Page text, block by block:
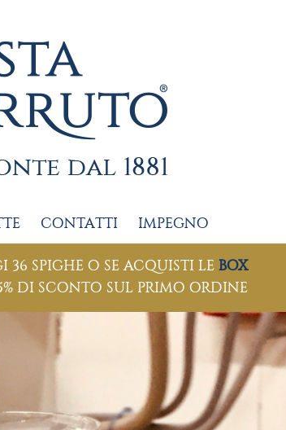
CONTATTI IMPEGNO
36 SPIGHE O SE ACQUISTI LE BOX
DI SCONTO SUL PRIMO ORDINE